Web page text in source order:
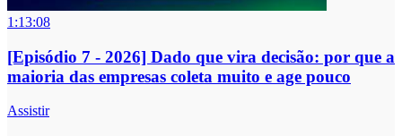
1:13:08
[Episódio 7 - 2026] Dado que vira decisão: por que a
maioria das empresas coleta muito e age pouco
Assistir